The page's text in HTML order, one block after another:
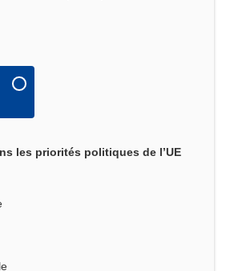
les priorités politiques de l’UE